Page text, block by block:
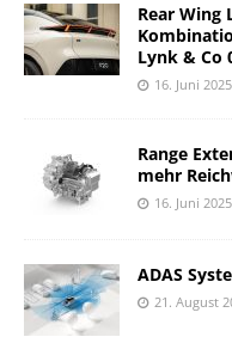
Rear Wing
Lynk & Co
16. Juni 2025
Range
mehr
16. Juni 2025
ADAS
21. August